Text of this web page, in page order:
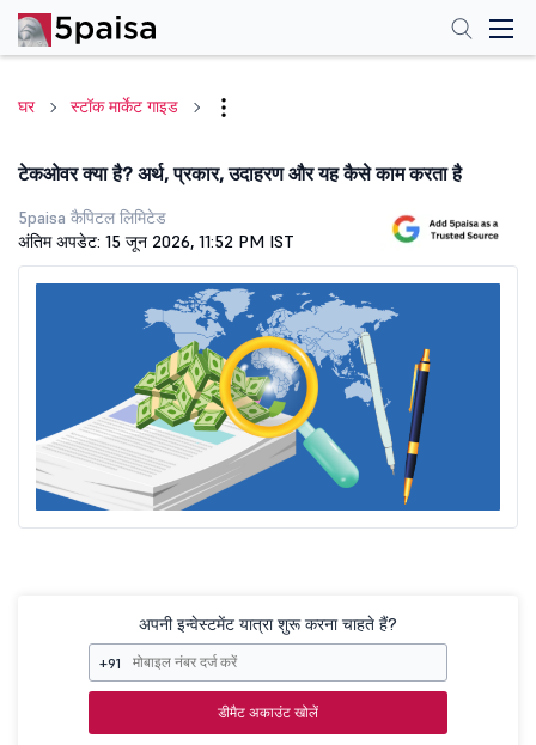
घर स्टॉक मार्केट गाइड
टेकओवर क्या है? अर्थ, प्रकार, उदाहरण और यह कैसे काम करता है
5paisa कैपिटल लिमिटेड
अंतिम अपडेट: 15 जून 2026, 11:52 PM IST
अपनी इन्वेस्टमेंट यात्रा शुरू करना चाहते हैं?
+91
डीमैट अकाउंट खोलें